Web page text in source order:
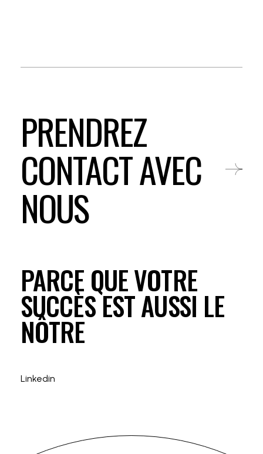
PRENDREZ
CONTACT AVEC
NOUS
PARCE QUE VOTRE
SUCCÈS EST AUSSI LE
NÔTRE
Linkedin